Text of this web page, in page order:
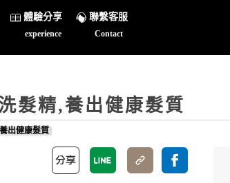
體驗分享
experience
聯繫客服
Contact
髮精,養出健康髮質
出健康髮質